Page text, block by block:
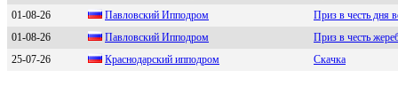
01-08-26
Пaвлoвский Иппoдpoм
Приз в честь дня
01-08-26
Павловский Ипподром
Приз в честь
25-07-26
Краcнoдарcкий иппoдрoм Скачка